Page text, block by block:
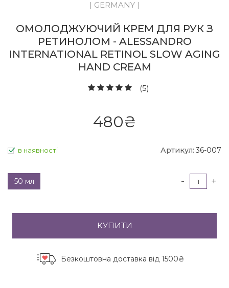
| GERMANY |
ОМОЛОДЖУЮЧИЙ КРЕМ ДЛЯ РУК З
РЕТИНОЛОМ - ALESSANDRO
INTERNATIONAL RETINOL SLOW AGING
HAND CREAM
(5)
480₴
в наявності Артикул: 36-007
50 мл - +
КУПИТИ
Безкоштовна доставка від 1500₴